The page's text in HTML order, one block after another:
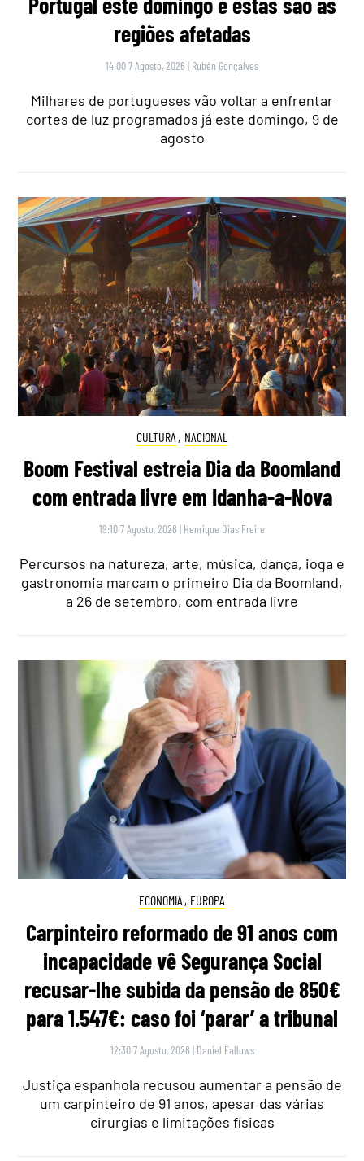
regiões afetadas
14:00 7 Agosto, 2026 | Rubén Gonçalves
Milhares de portugueses vão voltar a enfrentar
cortes de luz programados já este domingo, 9 de
agosto
CULTURA , NACIONAL
Boom Festival estreia Dia da Boomland
com entrada livre em Idanha-a-Nova
19:10 7 Agosto, 2026 | Henrique Dias Freire
Percursos na natureza, arte, música, dança, ioga e
gastronomia marcam o primeiro Dia da Boomland,
a 26 de setembro, com entrada livre
ECONOMIA , EUROPA
Carpinteiro reformado de 91 anos com
incapacidade vê Segurança Social
recusar-lhe subida da pensão de 850€
para 1.547€: caso foi ‘parar’ a tribunal
12:30 7 Agosto, 2026 | Daniel Fallows
Justiça espanhola recusou aumentar a pensão de
um carpinteiro de 91 anos, apesar das várias
cirurgias e limitações físicas